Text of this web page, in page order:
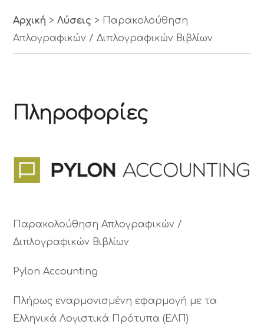
Αρχική >Λύσεις >
Παρακολούθηση
Απλογραφικών / Διπλογραφικών Βιβλίων
Πληροφορίες
Παρακολούθηση Απλογραφικών /
Διπλογραφικών Βιβλίων
Pylon Accounting
Πλήρως εναρμονισμένη εφαρμογή με τα
Ελληνικά Λογιστικά Πρότυπα (ΕΛΠ)